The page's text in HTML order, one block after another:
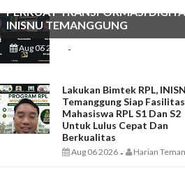
PERKUAT TRANSFORMASI
INISNU TEMANGGUNG
Aug 06 2026 -
Lakukan Bimtek RPL,
Temanggung Siap
Mahasiswa RPL S1 Dan S2
Untuk Lulus Cepat Dan
Berkualitas
Aug 06 2026 - Harian